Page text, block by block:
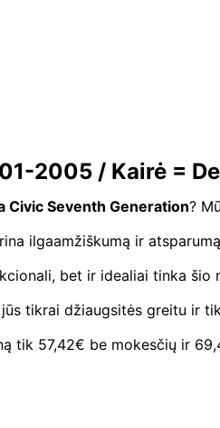
2005 / Kairė =
Civic Seventh Generation?
ilgaamžiškumą ir
bet ir idealiai tinka
tikrai džiaugsitės greitu ir
tik 57,42€ be mokesčių ir